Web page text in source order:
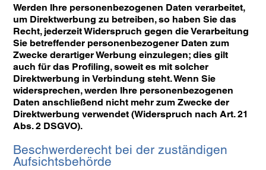
Werden Ihre personenbezogenen Daten verarbeitet,
um Direktwerbung zu betreiben, so haben Sie das
Recht, jederzeit Widerspruch gegen die Verarbeitung
Sie betreffender personenbezogener Daten zum
Zwecke derartiger Werbung einzulegen; dies gilt
auch für das Profiling, soweit es mit solcher
Direktwerbung in Verbindung steht. Wenn Sie
widersprechen, werden Ihre personenbezogenen
Daten anschließend nicht mehr zum Zwecke der
Direktwerbung verwendet (Widerspruch nach Art. 21
Abs. 2 DSGVO).
Beschwerderecht bei der zuständigen
Aufsichtsbehörde